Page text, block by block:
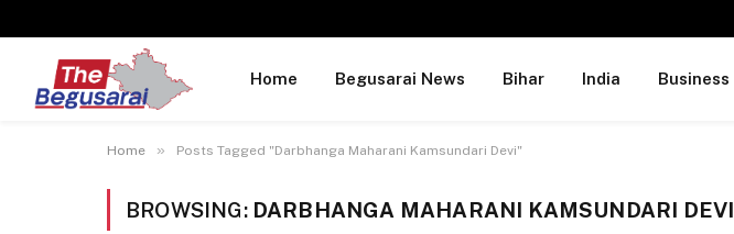
Home Begusarai News Bihar India Business
Home » Posts Tagged "Darbhanga Maharani Kamsundari Devi"
BROWSING: DARBHANGA MAHARANI KAMSUNDARI DEVI